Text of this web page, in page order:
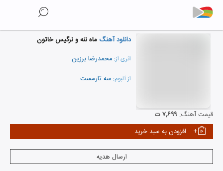
دانلود آهنگ ماه ننه و نرگیس خاتون
اثری از: محمدرضا برزین
از آلبوم: سه تارمست
قیمت آهنگ: ۷,۶۹۹ ت
افزودن به سبد خرید
ارسال هدیه